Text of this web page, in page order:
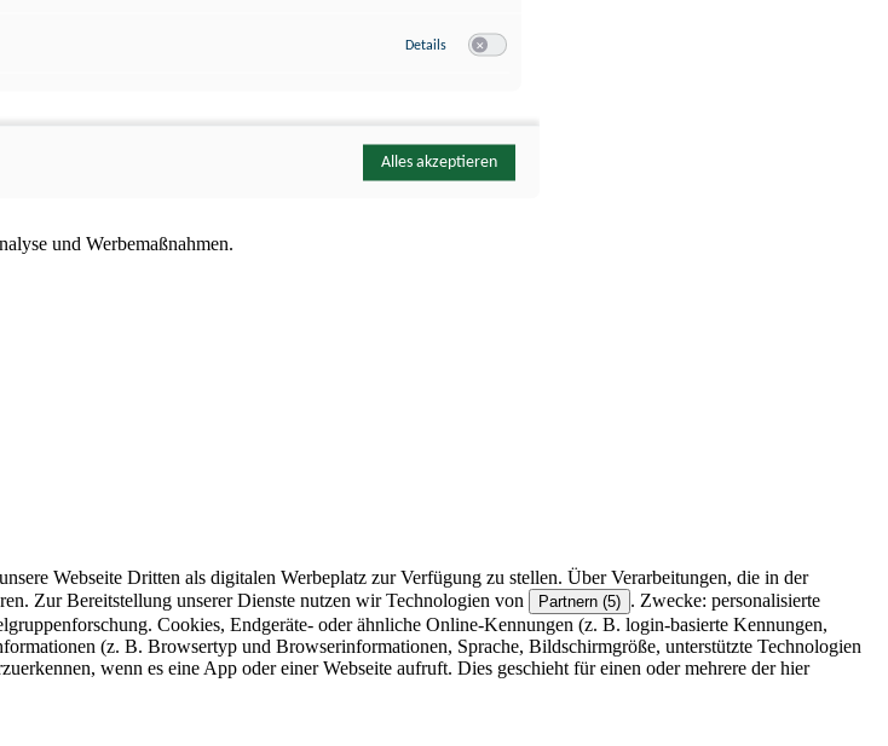
und Werbemaßnahmen.
Webseite Dritten als digitalen Werbeplatz zur Verfügung zu stellen. Über Verarbeitungen, die in der
Zur Bereitstellung unserer Dienste nutzen wir Technologien von Partnern (5) . Zwecke: personalisierte
Cookies, Endgeräte- oder ähnliche Online-Kennungen (z. B. login-basierte Kennungen,
(z. B. Browsertyp und Browserinformationen, Sprache, Bildschirmgröße, unterstützte Technologien
wenn es eine App oder einer Webseite aufruft. Dies geschieht für einen oder mehrere der hier
Details zu YouTube
Alles akzeptieren